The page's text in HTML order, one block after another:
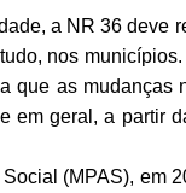
a NR 36 deve
nos
que as mudanças
em geral, a partir
(MPAS), em